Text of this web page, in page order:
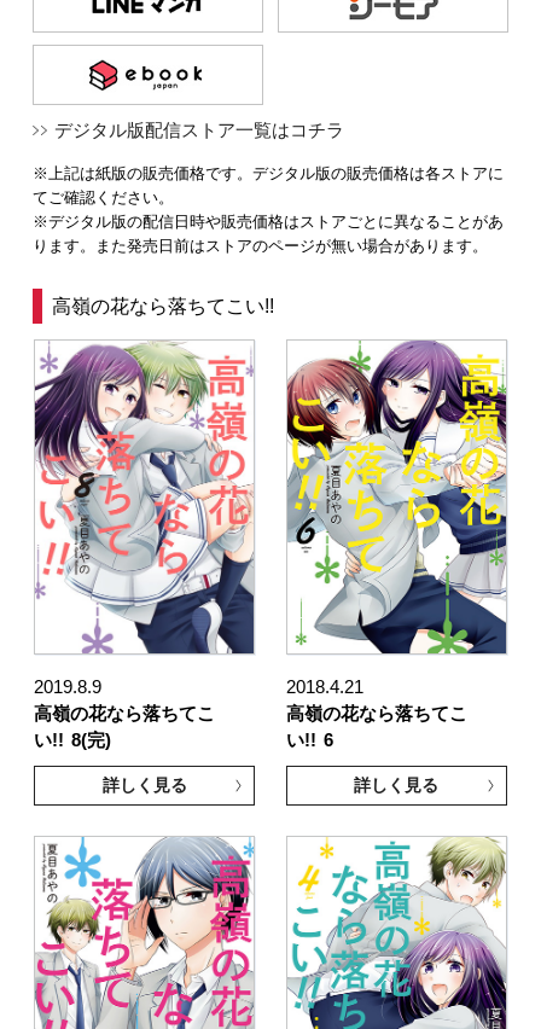
デジタル版配信ストア一覧はコチラ
※上記は紙版の販売価格です。デジタル版の販売価格は各ストアに
てご確認ください。
※デジタル版の配信日時や販売価格はストアごとに異なることがあ
ります。また発売日前はストアのページが無い場合があります。
高嶺の花なら落ちてこい!!
2019.8.9
高嶺の花なら落ちてこ
い!! 8(完)
詳しく見る
2018.4.21
高嶺の花なら落ちてこ
い!! 6
詳しく見る